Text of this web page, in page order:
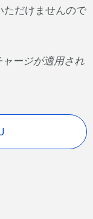
だけませんので
ージが適用され